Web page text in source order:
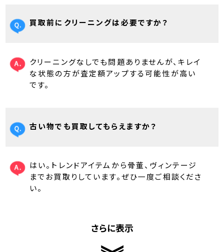
買取前にクリーニングは必要ですか？
クリーニングなしでも問題ありませんが、キレイ
な状態の方が査定額アップする可能性が高い
です。
古い物でも買取してもらえますか？
はい。トレンドアイテムから骨董、ヴィンテージ
までお買取りしています。ぜひ一度ご相談くださ
い。
さらに表示